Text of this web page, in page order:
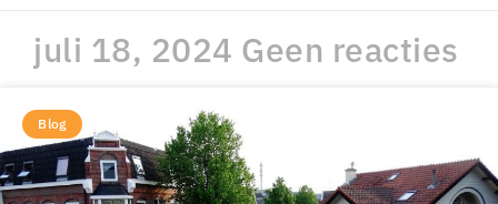
juli 18, 2024 Geen reacties
Blog